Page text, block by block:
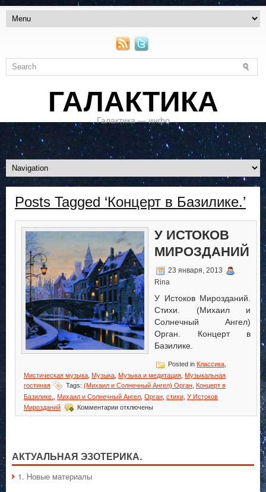
ГАЛАКТИКА
Галактика — инфо
Posts Tagged ‘Концерт в Базилике.’
У ИСТОКОВ
МИРОЗДАНИЙ
23 января, 2013
Rina
У Истоков Мирозданий.
Стихи. (Михаил и
Солнечный Ангел)
Орган. Концерт в
Базилике.
Posted in Классика
Мистическая музыка Музыка Музыка и медитация Музыкальная
гостиная
Tags: (Михаил и Солнечный Ангел) Орган Концерт в
Базилике.
Михаил и Солнечный Ангел Орган стихи У Истоков
Мирозданий
Комментариик
записи
отключены
АКТУАЛЬНАЯ ЭЗОТЕРИКА.
1. Hовые материалы